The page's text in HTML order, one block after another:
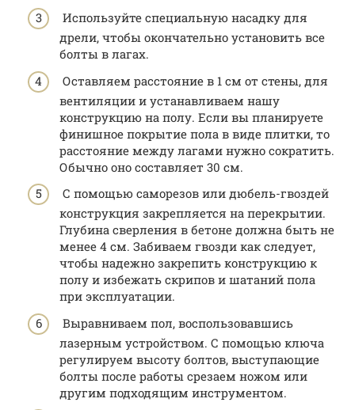
Используйте специальную насадку для
дрели, чтобы окончательно установить все
болты в лагах.
Оставляем расстояние в 1 см от стены, для
вентиляции и устанавливаем нашу
конструкцию на полу. Если вы планируете
финишное покрытие пола в виде плитки, то
расстояние между лагами нужно сократить.
Обычно оно составляет 30 см.
С помощью саморезов или дюбель-гвоздей
конструкция закрепляется на перекрытии.
Глубина сверления в бетоне должна быть не
менее 4 см. Забиваем гвозди как следует,
чтобы надежно закрепить конструкцию к
полу и избежать скрипов и шатаний пола
при эксплуатации.
Выравниваем пол, воспользовавшись
лазерным устройством. С помощью ключа
регулируем высоту болтов, выступающие
болты после работы срезаем ножом или
другим подходящим инструментом.